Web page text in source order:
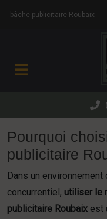
bâche publicitaire Roubaix
Pourquoi
publicitaire
Dans un
concurrentiel, utiliser le
publicitaire Roubaix est